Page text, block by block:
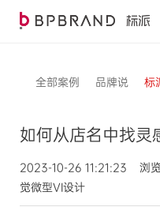
全部案例 品牌说 标
如何从店名中找
2023-10-26 11:21:23 浏
觉微型VI设计